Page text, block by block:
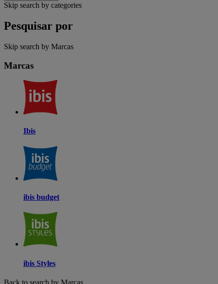
Skip search by categories
Pesquisar por
Skip search by Marcas
Marcas
Ibis
ibis budget
ibis Styles
Back to search by Marcas